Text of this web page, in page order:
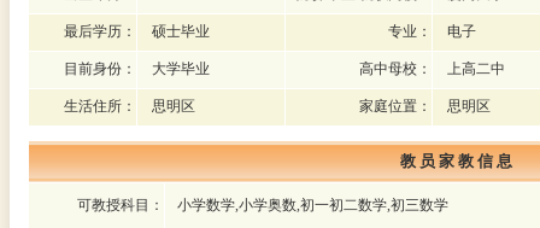
最后学历： 硕士毕业 专业： 电子
目前身份： 大学毕业 高中母校： 上高二中
生活住所： 思明区 家庭位置： 思明区
教 员 家 教 信 息
可教授科目： 小学数学,小学奥数,初一初二数学,初三数学